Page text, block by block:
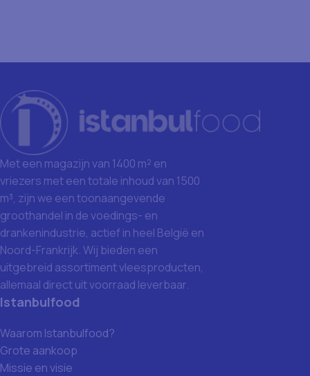
Met een magazijn van 1400 m² en
vriezers met een totale inhoud van 1500
m³, zijn we een toonaangevende
groothandel in de voedings- en
drankenindustrie, actief in heel België en
Noord-Frankrijk. Wij bieden een
uitgebreid assortiment vleesproducten,
allemaal direct uit voorraad leverbaar.
Istanbulfood
Waarom Istanbulfood?
Grote aankoop
Missie en visie